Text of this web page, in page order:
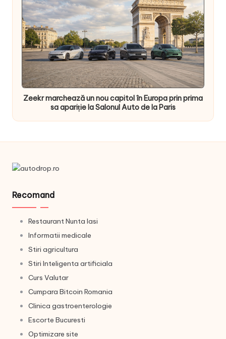
Zeekr marchează un nou capitol în Europa prin prima
sa apariție la Salonul Auto de la Paris
Recomand
Restaurant Nunta Iasi
Informatii medicale
Stiri agricultura
Stiri Inteligenta artificiala
Curs Valutar
Cumpara Bitcoin Romania
Clinica gastroenterologie
Escorte Bucuresti
Optimizare site